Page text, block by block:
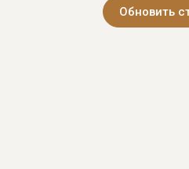
Обновить